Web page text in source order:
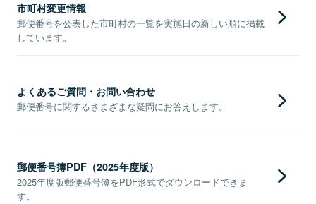
市町村変更情報
郵便番号を公表した市町村の一覧を実施日の新しい順に掲載
しています。
よくあるご質問・お問い合わせ
郵便番号に関するさまざまな疑問にお答えします。
郵便番号簿PDF（2025年度版）
2025年度版郵便番号簿をPDF形式でダウンロードできま
す。